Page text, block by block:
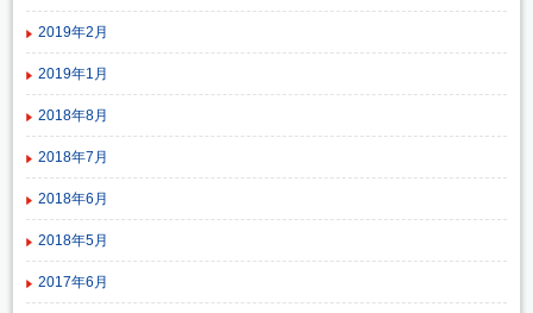
2019年2月
2019年1月
2018年8月
2018年7月
2018年6月
2018年5月
2017年6月